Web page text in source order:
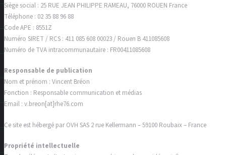
Siège social : 25 RUE JEAN PHILIPPE RAMEAU, 76000 ROUEN France
Téléphone : 02 35 88 96 88
Code APE : 8551Z
Numéro SIRET / RCS : 411 085 608 00023 / Rouen B 411085608
Numéro de TVA intracommunautaire : FR00411085608
Responsable de publication
Nom et prénom : Vincent Bréon
Fonction : Responsable communication et médias
Email : v.breon[at]rhe76.com
Ce site est hébergé par OVH SAS 2 rue Kellermann – 59100 Roubaix – France
Propriété intellectuelle